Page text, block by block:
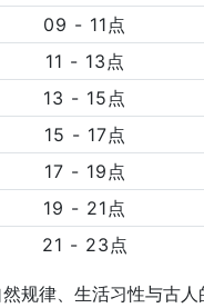
09 - 11点
11 - 13点
13 - 15点
15 - 17点
17 - 19点
19 - 21点
21 - 23点
规律、生活习性与古